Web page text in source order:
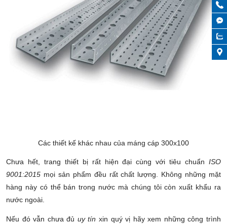
Các thiết kế khác nhau của máng cáp 300x100
Chưa hết, trang thiết bị rất hiện đại cùng với tiêu chuẩn ISO
9001:2015 mọi sản phẩm đều rất chất lượng. Không những mặt
hàng này có thể bán trong nước mà chúng tôi còn xuất khẩu ra
nước ngoài.
Nếu đó vẫn chưa đủ uy tín xin quý vị hãy xem những công trình